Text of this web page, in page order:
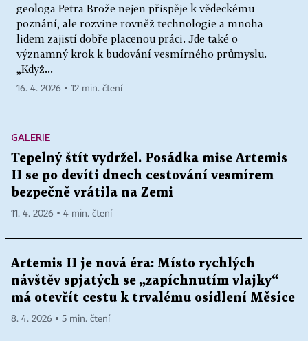
geologa Petra Brože nejen přispěje k vědeckému
poznání, ale rozvine rovněž technologie a mnoha
lidem zajistí dobře placenou práci. Jde také o
významný krok k budování vesmírného průmyslu.
„Když...
16. 4. 2026 ▪ 12 min. čtení
GALERIE
Tepelný štít vydržel. Posádka mise Artemis
II se po devíti dnech cestování vesmírem
bezpečně vrátila na Zemi
11. 4. 2026 ▪ 4 min. čtení
Artemis II je nová éra: Místo rychlých
návštěv spjatých se „zapíchnutím vlajky“
má otevřít cestu k trvalému osídlení Měsíce
8. 4. 2026 ▪ 5 min. čtení